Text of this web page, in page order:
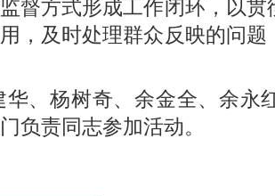
督方式形成工作闭环，以
，及时处理群众反映的问
华、杨树奇、余金全、余永
负责同志参加活动。